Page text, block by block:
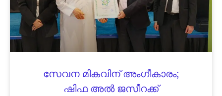
സേവന മികവിന് അംഗീകാരം;
ഷിഫ അല്‍ ജസീറക്ക്